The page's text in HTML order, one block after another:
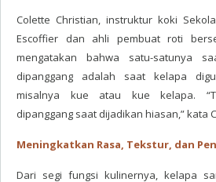
Colette Christian, instruktur koki
Escoffier dan ahli pembuat roti
mengatakan bahwa satu-satunya
dipanggang adalah saat kelapa
misalnya kue atau kue kelapa.
dipanggang saat dijadikan hiasan,” kata
Meningkatkan Rasa, Tekstur, dan
Dari segi fungsi kulinernya, kelapa